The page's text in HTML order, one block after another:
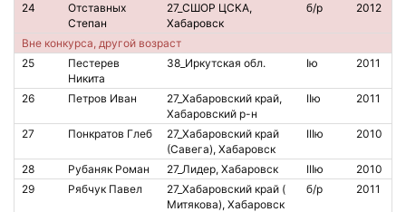
24
Отставных
Степан
27_СШОР ЦСКА,
Хабаровск
б/р 2012
Вне конкурса, другой возраст
25
Пестерев
Никита
38_Иркутская обл. Iю 2011
26 Петров Иван
27_Хабаровский край,
Хабаровский р-н
IIю 2011
27 Понкратов Глеб
27_Хабаровский край
(Савега), Хабаровск
IIIю 2010
28 Рубаняк Роман 27_Лидер, Хабаровск IIIю
2010
29
Рябчук Павел
27_Хабаровский край (
Митякова), Хабаровск
б/р 2011